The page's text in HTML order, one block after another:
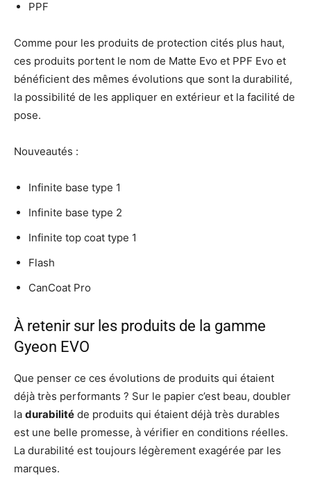
PPF
Comme pour les produits de protection cités plus haut,
ces produits portent le nom de Matte Evo et PPF Evo et
bénéficient des mêmes évolutions que sont la durabilité,
la possibilité de les appliquer en extérieur et la facilité de
pose.
Nouveautés :
Infinite base type 1
Infinite base type 2
Infinite top coat type 1
Flash
CanCoat Pro
À retenir sur les produits de la gamme
Gyeon EVO
Que penser ce ces évolutions de produits qui étaient
déjà très performants ? Sur le papier c’est beau, doubler
la durabilité de produits qui étaient déjà très durables
est une belle promesse, à vérifier en conditions réelles.
La durabilité est toujours légèrement exagérée par les
marques.